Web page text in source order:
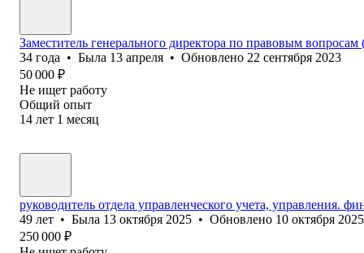
Заместитель генерального директора по правовым вопросам
34 года • Была 13 апреля • Обновлено 22 сентября 2023
50 000 ₽
Не ищет работу
Общий опыт
14 лет 1 месяц
руководитель отдела управленческого учета, управления.
49 лет • Была 13 октября 2025 • Обновлено 10 октября 2025
250 000 ₽